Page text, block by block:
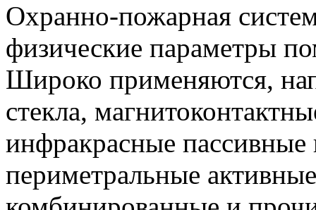
Охранно-пожарная
физические параметры
Широко применяются,
стекла,
инфракрасные
периметральные